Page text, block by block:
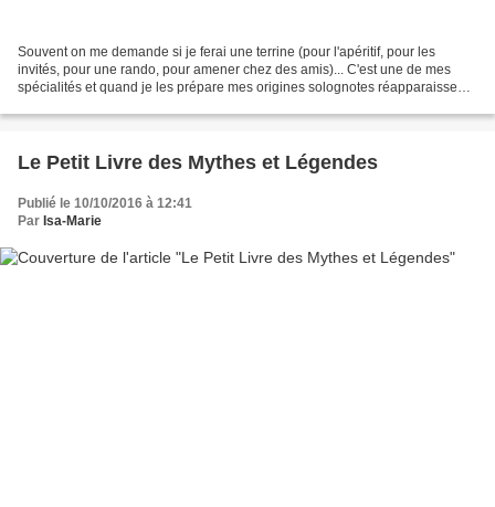
Souvent on me demande si je ferai une terrine (pour l'apéritif, pour les
invités, pour une rando, pour amener chez des amis)... C'est une de mes
spécialités et quand je les prépare mes origines solognotes réapparaissent.
Le Petit Livre des Mythes et Légendes
Publié le 10/10/2016 à 12:41
Par Isa-Marie